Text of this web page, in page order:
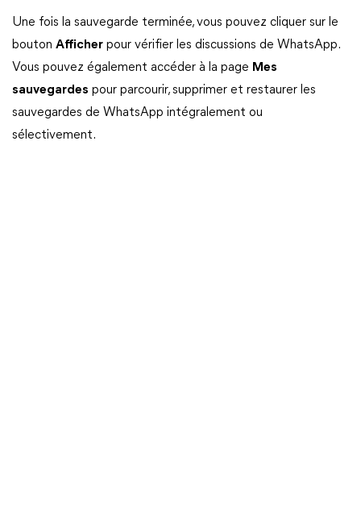
Une fois la sauvegarde terminée, vous pouvez cliquer sur le
bouton Afficher pour vérifier les discussions de WhatsApp.
Vous pouvez également accéder à la page Mes
sauvegardes pour parcourir, supprimer et restaurer les
sauvegardes de WhatsApp intégralement ou
sélectivement.